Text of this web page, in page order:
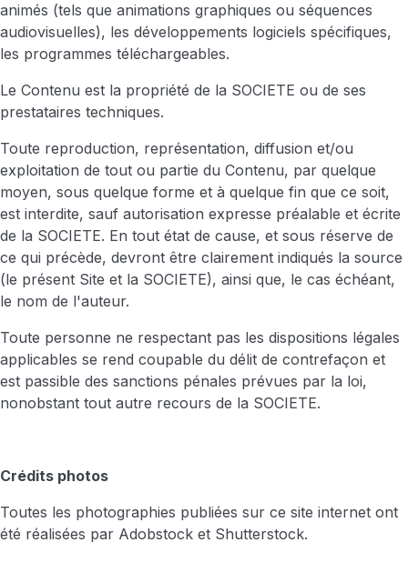
animés (tels que animations graphiques ou séquences
audiovisuelles), les développements logiciels spécifiques,
les programmes téléchargeables.
Le Contenu est la propriété de la SOCIETE ou de ses
prestataires techniques.
Toute reproduction, représentation, diffusion et/ou
exploitation de tout ou partie du Contenu, par quelque
moyen, sous quelque forme et à quelque fin que ce soit,
est interdite, sauf autorisation expresse préalable et écrite
de la SOCIETE. En tout état de cause, et sous réserve de
ce qui précède, devront être clairement indiqués la source
(le présent Site et la SOCIETE), ainsi que, le cas échéant,
le nom de l'auteur.
Toute personne ne respectant pas les dispositions légales
applicables se rend coupable du délit de contrefaçon et
est passible des sanctions pénales prévues par la loi,
nonobstant tout autre recours de la SOCIETE.
Crédits photos
Toutes les photographies publiées sur ce site internet ont
été réalisées par Adobstock et Shutterstock.